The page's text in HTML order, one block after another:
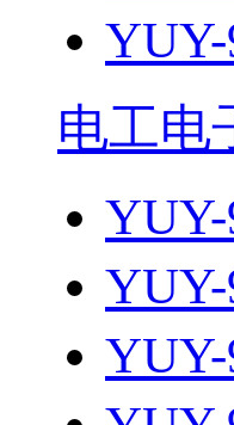
电工电